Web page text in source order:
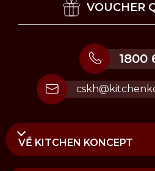
Sử dụng tinh dầu đèn
Lưu ý sử dụng và bảo
Tinh dầu đèn xông chỉ
VOUCHER
1800
VỀ KITCHEN KONCEPT